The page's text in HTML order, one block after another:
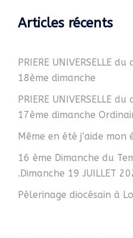
Articles récents
PRIERE UNIVERSELLE
18ème dimanche
PRIERE UNIVERSELLE
17ème dimanche
Même en été j’aide mon
16 ème Dimanche du
.Dimanche 19 JUILLET
Pèlerinage diocésain à